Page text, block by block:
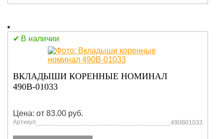
В наличии
ВКЛАДЫШИ КОРЕННЫЕ НОМИНАЛ
490В-01033
Цена: от 83.00 руб.
Артикул 490В01033